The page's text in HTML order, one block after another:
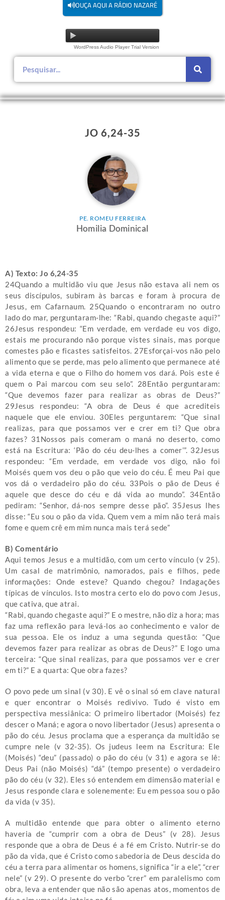
OUÇA AQUI A RÁDIO NAZARÉ
WordPress Audio Player Trial Version
JO 6,24-35
PE. ROMEU FERREIRA
Homilia Dominical
A) Texto: Jo 6,24-35
24Quando a multidão viu que Jesus não estava ali nem os
seus discípulos, subiram às barcas e foram à procura de
Jesus, em Cafarnaum. 25Quando o encontraram no outro
lado do mar, perguntaram-lhe: “Rabi, quando chegaste aqui?”
26Jesus respondeu: “Em verdade, em verdade eu vos digo,
estais me procurando não porque vistes sinais, mas porque
comestes pão e ficastes satisfeitos. 27Esforçai-vos não pelo
alimento que se perde, mas pelo alimento que permanece até
a vida eterna e que o Filho do homem vos dará. Pois este é
quem o Pai marcou com seu selo”. 28Então perguntaram:
“Que devemos fazer para realizar as obras de Deus?”
29Jesus respondeu: “A obra de Deus é que acrediteis
naquele que ele enviou. 30Eles perguntarem: “Que sinal
realizas, para que possamos ver e crer em ti? Que obra
fazes? 31Nossos pais comeram o maná no deserto, como
está na Escritura: ‘Pão do céu deu-lhes a comer’”. 32Jesus
respondeu: “Em verdade, em verdade vos digo, não foi
Moisés quem vos deu o pão que veio do céu. É meu Pai que
vos dá o verdadeiro pão do céu. 33Pois o pão de Deus é
aquele que desce do céu e dá vida ao mundo”. 34Então
pediram: “Senhor, dá-nos sempre desse pão”. 35Jesus lhes
disse: “Eu sou o pão da vida. Quem vem a mim não terá mais
fome e quem crê em mim nunca mais terá sede”
B) Comentário
Aqui temos Jesus e a multidão, com um certo vínculo (v 25).
Um casal de matrimônio, namorados, pais e filhos, pede
informações: Onde esteve? Quando chegou? Indagações
típicas de vínculos. Isto mostra certo elo do povo com Jesus,
que cativa, que atrai.
“Rabi, quando chegaste aqui?” E o mestre, não diz a hora; mas
faz uma reflexão para levá-los ao conhecimento e valor de
sua pessoa. Ele os induz a uma segunda questão: “Que
devemos fazer para realizar as obras de Deus?” E logo uma
terceira: “Que sinal realizas, para que possamos ver e crer
em ti?” E a quarta: Que obra fazes?
O povo pede um sinal (v 30). E vê o sinal só em clave natural
e quer encontrar o Moisés redivivo. Tudo é visto em
perspectiva messiânica: O primeiro libertador (Moisés) fez
descer o Maná; e agora o novo libertador (Jesus) apresenta o
pão do céu. Jesus proclama que a esperança da multidão se
cumpre nele (v 32-35). Os judeus leem na Escritura: Ele
(Moisés) “deu” (passado) o pão do céu (v 31) e agora se lê:
Deus Pai (não Moisés) “dá” (tempo presente) o verdadeiro
pão do céu (v 32). Eles só entendem em dimensão material e
Jesus responde clara e solenemente: Eu em pessoa sou o pão
da vida (v 35).
A multidão entende que para obter o alimento eterno
haveria de “cumprir com a obra de Deus” (v 28). Jesus
responde que a obra de Deus é a fé em Cristo. Nutrir-se do
pão da vida, que é Cristo como sabedoria de Deus descida do
céu a terra para alimentar os homens, significa “ir a ele”, “crer
nele” (v 29). O presente do verbo “crer” em paralelismo com
obra, leva a entender que não são apenas atos, momentos de